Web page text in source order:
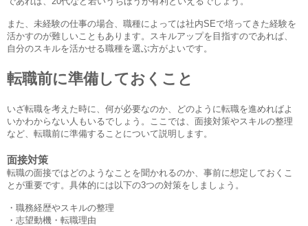
また、未経験の仕事の場合、職種によっては社内SEで培ってきた経験を
活かすのが難しいこともあります。スキルアップを目指すのであれば、
自分のスキルを活かせる職種を選ぶ方がよいです。
転職前に準備しておくこと
いざ転職を考えた時に、何が必要なのか、どのように転職を進めればよ
いかわからない人もいるでしょう。ここでは、面接対策やスキルの整理
など、転職前に準備することについて説明します。
面接対策
転職の面接ではどのようなことを聞かれるのか、事前に想定しておくこ
とが重要です。具体的には以下の3つの対策をしましょう。
・職務経歴やスキルの整理
・志望動機・転職理由